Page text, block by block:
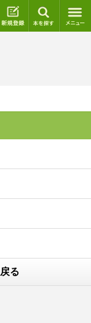
ログイン 新規登録
る